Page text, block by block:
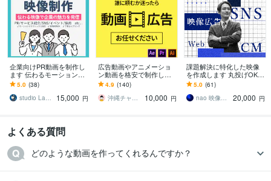
企業向けPR動画を制作し
ます 伝わるモーショング
ラフィックス・丁寧なヒ
アリングで理想を形に
5.0 (38)
studio Lambo
15,000 円
広告動画やアニメーショ
ン動画を格安で制作しま
す 様々なジャンルに対応
し、初めての方もサポー
トいたします。
4.9 (140)
沖縄チャンネル
10,000 円
課題解決に特化した映像
を作成します 丸投げOK
個人・企業を問わず、
様々なジャンルの動画を
制作
5.0 (61)
nao 映像広告
20,000 円
よくある質問
どのような動画を作ってくれるんですか？